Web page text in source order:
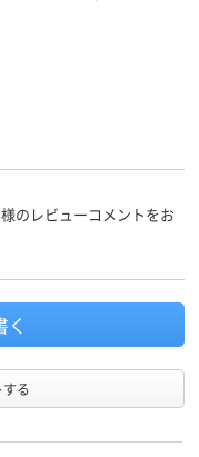
のレビューコメントをお
る